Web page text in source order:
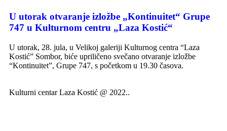
U utorak otvaranje izložbe „Kontinuitet“ Grupe
747 u Kulturnom centru „Laza Kostić“
U utorak, 28. jula, u Velikoj galeriji Kulturnog centra “Laza
Kostić” Sombor, biće upriličeno svečano otvaranje izložbe
“Kontinuitet”, Grupe 747, s početkom u 19.30 časova.
Kulturni centar Laza Kostić @ 2022..